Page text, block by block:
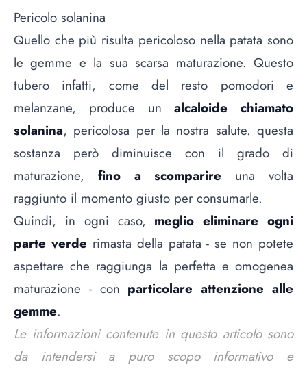
Pericolo solanina
Quello che più risulta pericoloso nella patata sono
le gemme e la sua scarsa maturazione. Questo
tubero infatti, come del resto pomodori e
melanzane, produce unalcaloide chiamato
solanina, pericolosa per la nostra salute. questa
sostanza però diminuisce con il grado di
maturazione, fino a scomparire una volta
raggiunto il momento giusto per consumarle.
Quindi, in ogni caso, meglio eliminare ogni
parte verde rimasta della patata - se non potete
aspettare che raggiunga la perfetta e omogenea
maturazione - con particolare attenzione alle
gemme.
Le informazioni contenute in questo articolo sono
da intendersi a puro scopo informativo e